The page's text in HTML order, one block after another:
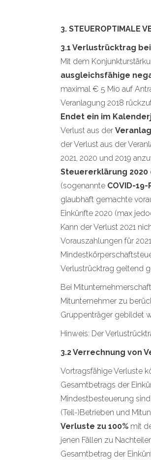
3. STEUEROPTIMALE
3.1 Verlustrücktrag
Mit dem
ausgleichsfähige
maximal € 5 Mio auf
Veranlagung 2018
Endet ein im
Verlust aus der
der Verlust aus der
2021, 2020 und 2019
Steuererklärung 2020
(sogenannte COVID-
glaubhaft gemachte
Einkünfte 2020 (max
Kann der Verlust 2021
Vorauszahlungen für
Verlustrücktrag geltend
Bei
Mitunternehmer zu
Gruppenträger gebildet
Hinweis: Der
3.2 Verrechnung von
Vortragsfähige Verluste
Gesamtbetrags der
Mindestbesteuerung
(Teil-)Betrieben und
Verluste zu 100% mit
jenen Fällen zu
Gesamtbetrag der